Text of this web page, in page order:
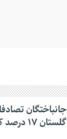
جانباختگان
گلستان ۱۷ درصد کاهش یافت